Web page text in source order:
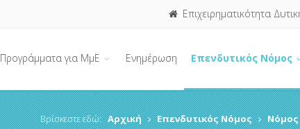
Επιχειρηματικότητα
Προγράμματα για ΜμΕ Ενημέρωση Επενδυτικός Νόμος
Βρίσκεστε εδώ: Αρχική Επενδυτικός Νόμος Νόμος